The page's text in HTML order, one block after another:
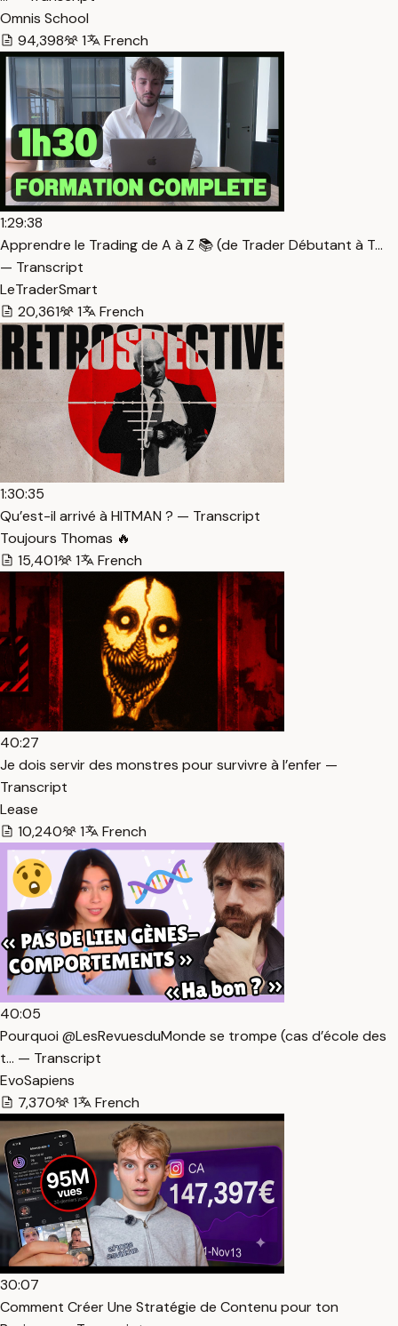
Omnis School
94,398
1 French
1:29:38
Apprendre le Trading de A à Z 📚 (de Trader Débutant à T…
— Transcript
LeTraderSmart
20,361
1 French
1:30:35
Qu’est-il arrivé à HITMAN ? — Transcript
Toujours Thomas 🔥
15,401
1 French
40:27
Je dois servir des monstres pour survivre à l’enfer —
Transcript
Lease
10,240
1 French
40:05
Pourquoi @LesRevuesduMonde se trompe (cas d’école des
t… — Transcript
EvoSapiens
7,370
1 French
30:07
Comment Créer Une Stratégie de Contenu pour ton